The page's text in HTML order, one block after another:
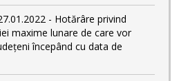
- Hotărâre privind
maxime lunare de care vor
începând cu data de